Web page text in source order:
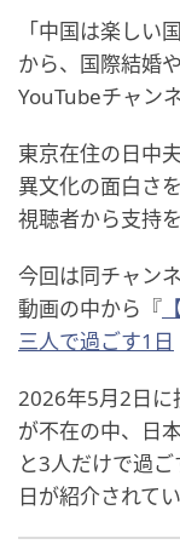
「中国は楽しい
から、国際結婚
YouTubeチャン
東京在住の日中
異文化の面白さ
視聴者から支持
今回は同チャン
動画の中から『
三人で過ごす1日
2026年5月2日に
が不在の中、日
と3人だけで過
日が紹介されてい